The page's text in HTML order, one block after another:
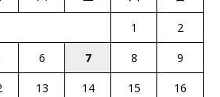
1
2
6 7 8
9
13 14 15
16